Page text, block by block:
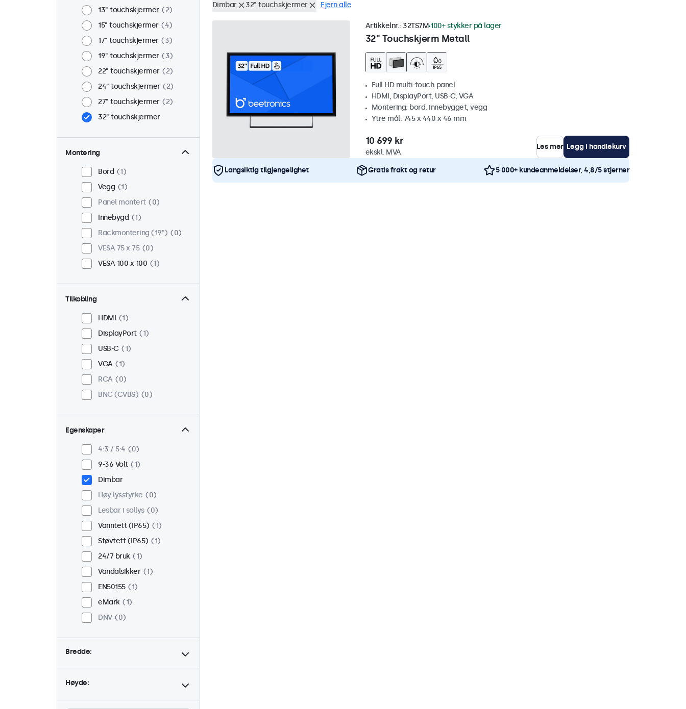
13" touchskjermer
2
15" touchskjermer
4
17" touchskjermer
3
19" touchskjermer
3
22" touchskjermer
2
24" touchskjermer
2
27" touchskjermer
2
32" touchskjermer
Montering
Bord
1
Vegg
1
Panel montert
0
Innebygd
1
Rackmontering (19")
0
VESA 75 x 75
0
VESA 100 x 100
1
Tilkobling
HDMI
1
DisplayPort
1
USB-C
1
VGA
1
RCA
0
BNC (CVBS)
0
Egenskaper
4:3 / 5:4
0
9-36 Volt
1
Dimbar
Høy lysstyrke
0
Lesbar i sollys
0
Vanntett (IP65)
1
Støvtett (IP65)
1
24/7 bruk
1
Vandalsikker
1
EN50155
1
eMark
1
DNV
0
Bredde:
Høyde:
Dimbar 32" touchskjermer Fjern alle
32" Touchskjerm Metall
Artikkelnr.: 32TS7M 100+ stykker på lager
Full HD multi-touch panel
HDMI, DisplayPort, USB-C, VGA
Montering: bord, innebygget, vegg
Ytre mål: 745 x 440 x 46 mm
10 699 kr
ekskl. MVA
Les mer Legg i handlekurv
Langsiktig tilgjengelighet Gratis frakt og retur 5 000+ kundeanmeldelser, 4,8/5 stjerner